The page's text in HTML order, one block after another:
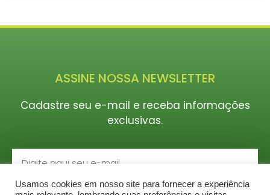
ASSINE NOSSA NEWSLETTER
Cadastre seu e-mail e receba informações
exclusivas.
CADASTRAR
Usamos cookies em nosso site para fornecer a experiência